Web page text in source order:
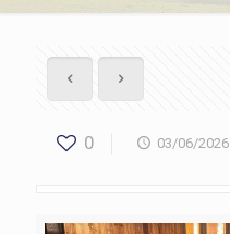
0 03/06/2026